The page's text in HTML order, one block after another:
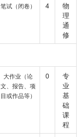
笔试（闭卷） 4
物
理
通
修
大作业（论
文、报告、项
目或作品等）
0
专
业
基
础
课
程